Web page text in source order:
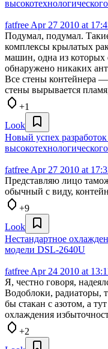
fatfree Apr 27 2010 at
Подумал, подумал.
комплексы крылатых
машин, одна из которых
обнаружено никаких
Все стены контейнера —
стены вырывается
+1
Look
Новый успех
fatfree Apr 27 2010 at
Представляю лицо
обычный с виду,
+9
Look
Нестандартное
модели DSL-2640U
fatfree Apr 24 2010 at
Я, честно говоря,
Водоблоки, радиаторы,
бы стакан с азотом, а
охлаждения
+2